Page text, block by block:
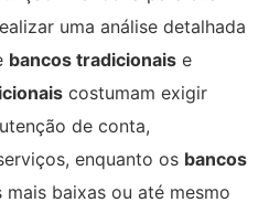
uma análise detalhada
bancos tradicionais e
costumam exigir
de conta,
enquanto os bancos
baixas ou até mesmo